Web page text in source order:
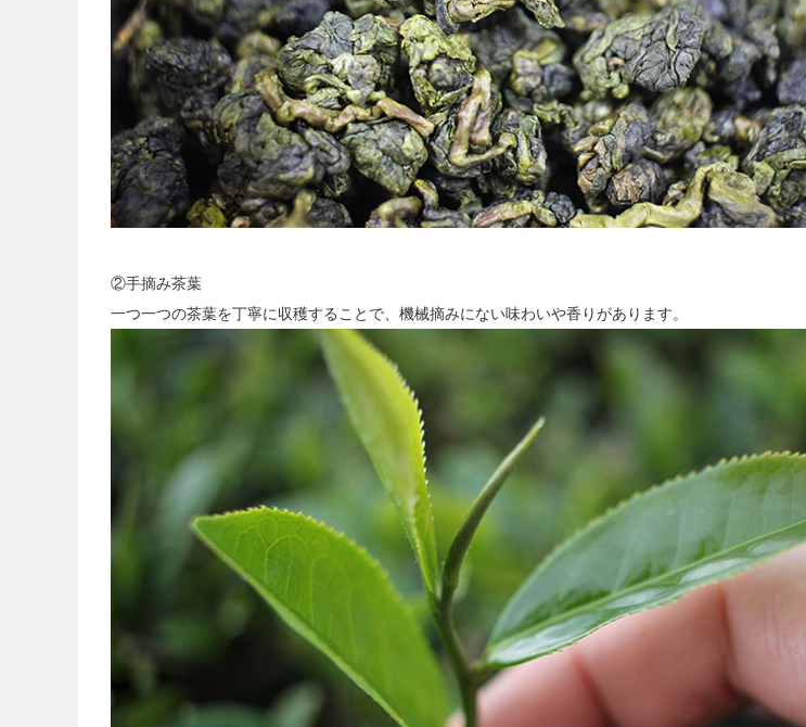
②手摘み茶葉
一つ一つの茶葉を丁寧に収穫することで、機械摘みにない味わいや香りがあります。